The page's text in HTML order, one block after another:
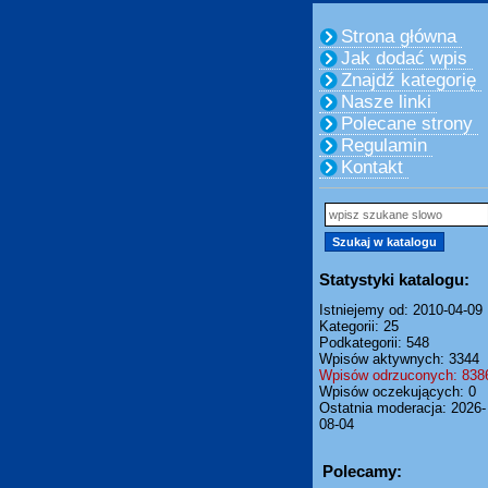
Strona główna
Jak dodać wpis
Znajdź kategorię
Nasze linki
Polecane strony
Regulamin
Kontakt
Statystyki katalogu:
Istniejemy od: 2010-04-09
Kategorii: 25
Podkategorii: 548
Wpisów aktywnych: 3344
Wpisów odrzuconych:
Wpisów oczekujących: 0
Ostatnia moderacja: 2026-
08-04
Polecamy: